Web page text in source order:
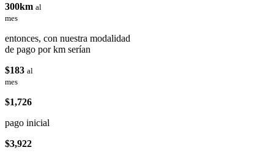
300km al
mes
entonces, con nuestra modalidad
de pago por km serían
$183 al
mes
$1,726
pago inicial
$3,922